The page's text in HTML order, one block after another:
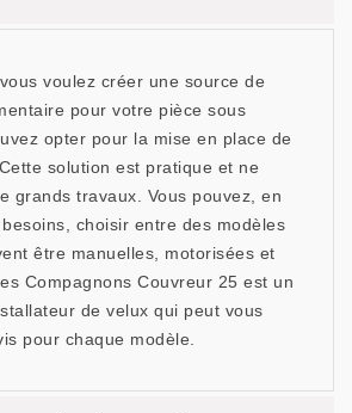
voulez créer une source de
pour votre pièce sous
opter pour la mise en place de
solution est pratique et ne
grands travaux. Vous pouvez, en
choisir entre des modèles
être manuelles, motorisées et
Compagnons Couvreur 25 est un
de velux qui peut vous
pour chaque modèle.